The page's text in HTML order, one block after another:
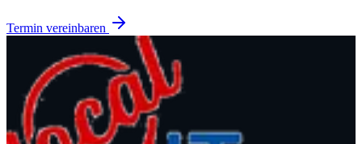
Termin vereinbaren